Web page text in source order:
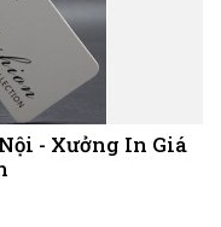
- Xưởng In Giá